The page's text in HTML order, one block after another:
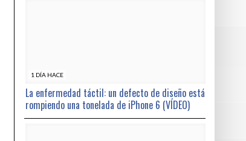
1 DÍA HACE
La enfermedad táctil: un defecto de diseño está
rompiendo una tonelada de iPhone 6 (VÍDEO)